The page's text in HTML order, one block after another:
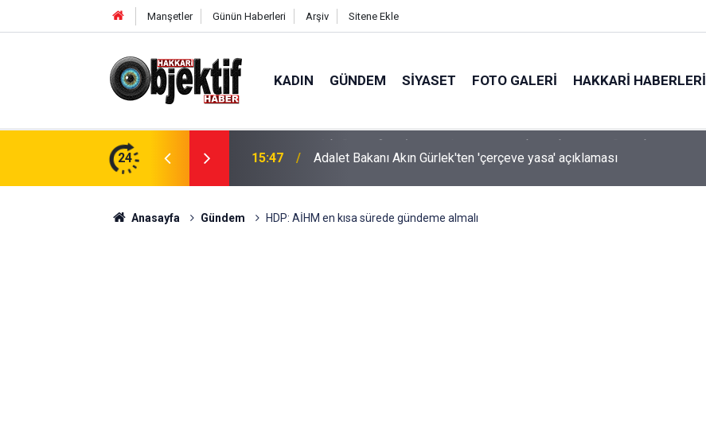
Manşetler Günün Haberleri Arşiv Sitene Ekle
KADIN GÜNDEM SIYASET FOTO GALERI HAKKARI HABERLERI
24
koşullarını olgunlaştırma zamanı 15:47 Adalet Bakanı Akın Gürlek'ten 'çerçeve yasa' açıklaması
Anasayfa Gündem HDP: AİHM en kısa sürede gündeme almalı